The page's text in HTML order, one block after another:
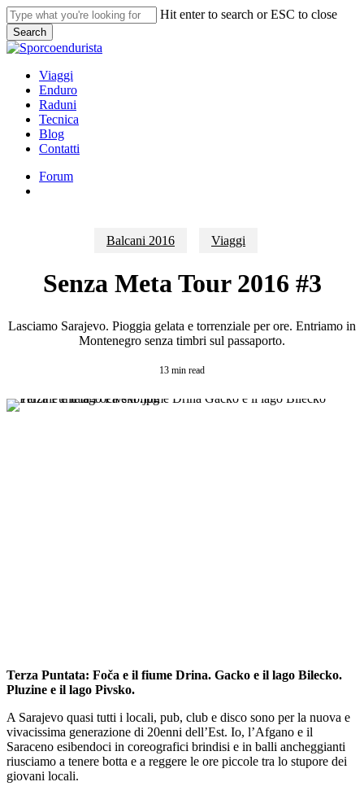
Skip
to
main
content
Hit enter to search or ESC to close
Search
Close
search
Menu
Viaggi
Enduro
Raduni
Tecnica
Blog
Contatti
Forum
Balcani 2016 Viaggi
Senza Meta Tour 2016 #3
Lasciamo Sarajevo. Pioggia gelata e torrenziale per ore. Entriamo in
Montenegro senza timbri sul passaporto.
13 min read
Terza Puntata: Foča e il fiume Drina. Gacko e il lago Bilecko.
Pluzine e il lago Pivsko.
A Sarajevo quasi tutti i locali, pub, club e disco sono per la nuova e
vivacissima generazione di 20enni dell’Est. Io, l’Afgano e il
Saraceno esibendoci in coreografici brindisi e in balli ancheggianti
riusciamo a tenere botta e a reggere le ore piccole tra lo stupore dei
giovani locali.